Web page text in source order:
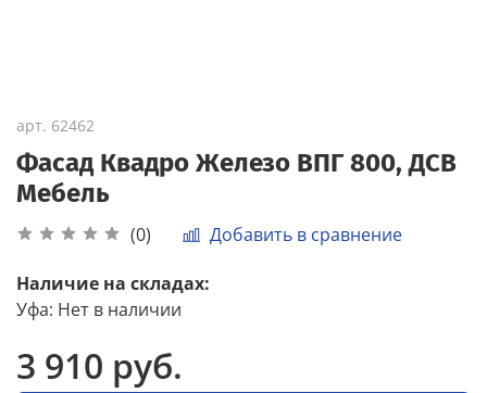
арт. 62462
Фасад Квадро Железо ВПГ 800, ДСВ
Мебель
(0) Добавить в сравнение
Наличие на складах:
Уфа: Нет в наличии
3 910 руб.